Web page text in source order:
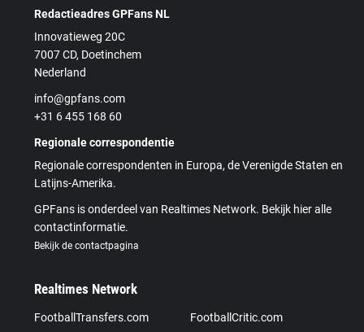
Redactieadres GPFans NL
Innovatieweg 20C
7007 CD, Doetinchem
Nederland
info@gpfans.com
+31 6 455 168 60
Regionale correspondentie
Regionale correspondenten in Europa, de Verenigde Staten en
Latijns-Amerika.
GPFans is onderdeel van Realtimes Network. Bekijk hier alle
contactinformatie.
Bekijk de contactpagina
Realtimes Network
FootballTransfers.com FootballCritic.com